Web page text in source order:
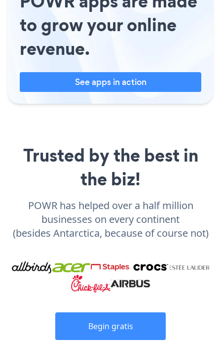
to grow your online
revenue.
See apps in action
Trusted by the best in
the biz!
POWR has helped over a half million
businesses on every continent
(besides Antarctica, because of course not)
Begin gratis